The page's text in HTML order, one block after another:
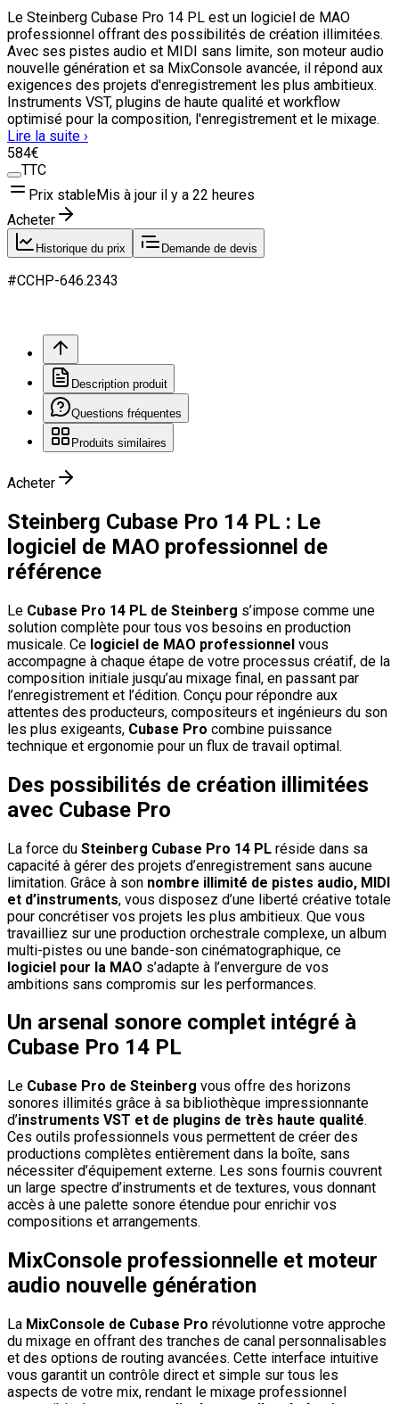
Le Steinberg Cubase Pro 14 PL est un logiciel de MAO
professionnel offrant des possibilités de création illimitées.
Avec ses pistes audio et MIDI sans limite, son moteur audio
nouvelle génération et sa MixConsole avancée, il répond aux
exigences des projets d'enregistrement les plus ambitieux.
Instruments VST, plugins de haute qualité et workflow
optimisé pour la composition, l'enregistrement et le mixage.
Lire la suite ›
584€
TTC
Prix stableMis à jour il y a 22 heures
Acheter
Historique du prix Demande de devis
#CCHP-646.2343
Description produit
Questions fréquentes
Produits similaires
Acheter
Steinberg Cubase Pro 14 PL : Le
logiciel de MAO professionnel de
référence
Le Cubase Pro 14 PL de Steinberg s’impose comme une
solution complète pour tous vos besoins en production
musicale. Ce logiciel de MAO professionnel vous
accompagne à chaque étape de votre processus créatif, de la
composition initiale jusqu’au mixage final, en passant par
l’enregistrement et l’édition. Conçu pour répondre aux
attentes des producteurs, compositeurs et ingénieurs du son
les plus exigeants, Cubase Pro combine puissance
technique et ergonomie pour un flux de travail optimal.
Des possibilités de création illimitées
avec Cubase Pro
La force du Steinberg Cubase Pro 14 PL réside dans sa
capacité à gérer des projets d’enregistrement sans aucune
limitation. Grâce à son nombre illimité de pistes audio, MIDI
et d’instruments, vous disposez d’une liberté créative totale
pour concrétiser vos projets les plus ambitieux. Que vous
travailliez sur une production orchestrale complexe, un album
multi-pistes ou une bande-son cinématographique, ce
logiciel pour la MAO s’adapte à l’envergure de vos
ambitions sans compromis sur les performances.
Un arsenal sonore complet intégré à
Cubase Pro 14 PL
Le Cubase Pro de Steinberg vous offre des horizons
sonores illimités grâce à sa bibliothèque impressionnante
d’instruments VST et de plugins de très haute qualité.
Ces outils professionnels vous permettent de créer des
productions complètes entièrement dans la boîte, sans
nécessiter d’équipement externe. Les sons fournis couvrent
un large spectre d’instruments et de textures, vous donnant
accès à une palette sonore étendue pour enrichir vos
compositions et arrangements.
MixConsole professionnelle et moteur
audio nouvelle génération
La MixConsole de Cubase Pro révolutionne votre approche
du mixage en offrant des tranches de canal personnalisables
et des options de routing avancées. Cette interface intuitive
vous garantit un contrôle direct et simple sur tous les
aspects de votre mix, rendant le mixage professionnel